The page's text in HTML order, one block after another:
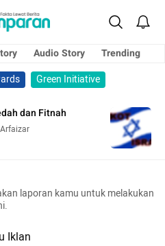
Audio Story
Trending
Green Initiative
dan Fitnah
laporan kamu untuk melakukan
Iklan